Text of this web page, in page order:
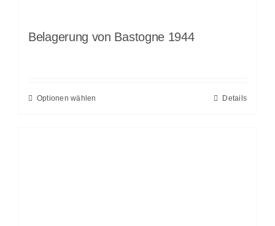
Belagerung von Bastogne 1944
Optionen wählen Details